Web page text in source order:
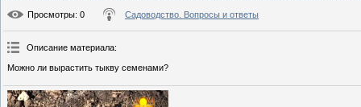
Просмотры: 0 Садоводство. Вопросы и ответы
Описание материала:
Можно ли вырастить тыкву семенами?